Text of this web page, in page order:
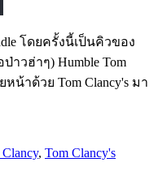
โดยครั้งนี้เป็นคิวของ
วฮ่าๆ) Humble Tom
น้าด้วย Tom Clancy's มา
, Tom Clancy's